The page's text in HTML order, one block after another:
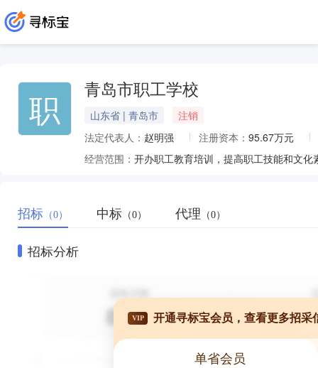
职 青岛市职工学校
山东省 | 青岛市
注销
法定代表人： 赵明强 注册资本： 95.67万元
经营范围： 开办职工教育培训，提高职工技能和文化
招标 （0） 中标 （0） 代理 （0）
招标分析
VIP 开通寻标宝会员，查看更多招采
单省会员